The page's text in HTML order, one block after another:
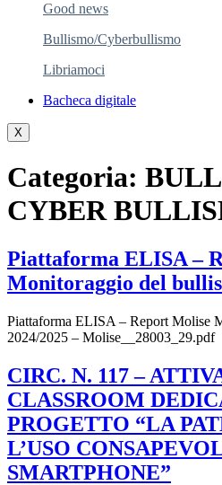
Good news
Bullismo/Cyberbullismo
Libriamoci
Bacheca digitale
X
Categoria:
CYBER
Piattaforma ELISA –
Monitoraggio del
Piattaforma ELISA – Report Molise
2024/2025 – Molise__28003_29.pdf
CIRC. N. 117 –
CLASSROOM
PROGETTO “LA
L’USO
SMARTPHONE”